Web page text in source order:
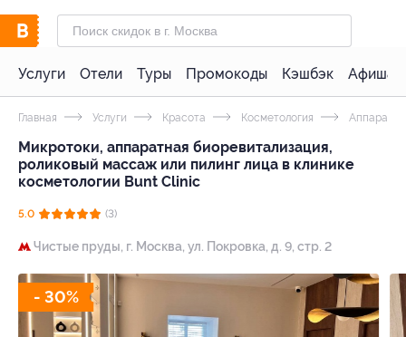
Услуги Отели Туры Промокоды Кэшбэк Афиша
Главная Услуги Красота Косметология
Микротоки, аппаратная биоревитализация,
роликовый массаж или пилинг лица в клинике
косметологии Bunt Clinic
5.0 (3)
Чистые пруды, г. Москва, ул. Покровка, д. 9, стр. 2
- 30%